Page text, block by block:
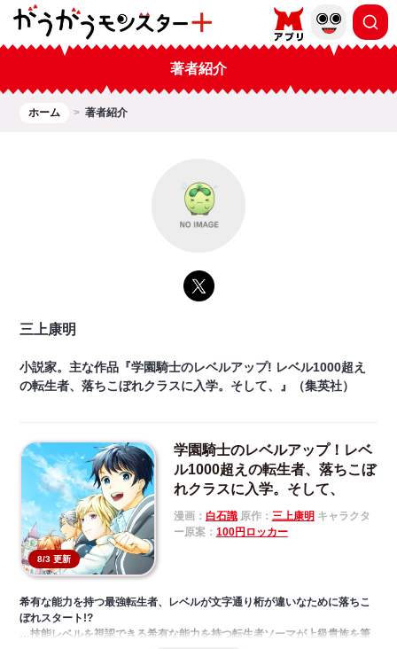
著者紹介
ホーム 著者紹介
三上康明
小説家。主な作品『学園騎士のレベルアップ! レベル1000超え
の転生者、落ちこぼれクラスに入学。そして、』（集英社）
8/3 更新
学園騎士のレベルアップ！レベ
ル1000超えの転生者、落ちこぼ
れクラスに入学。そして、
漫画： 白石識原作： 三上康明 キャラクタ
ー原案： 100円ロッカー
希有な能力を持つ最強転生者、レベルが文字通り桁が違いなために落ちこ
ぼれスタート!?
…技能レベルを視認できる希有な能力を持つ転生者ソーマが上級貴族を筆